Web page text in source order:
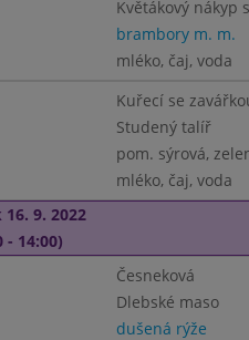
Květákový nákyp
brambory m. m.
mléko, čaj, voda
Kuřecí se
Studený talíř
pom. sýrová,
mléko, čaj, voda
16. 9. 2022
- 14:00)
Česneková
Dlebské maso
dušená rýže